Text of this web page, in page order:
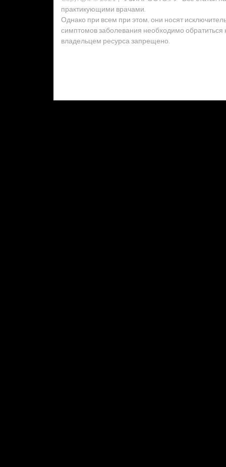
практикующими врачами.
Однако при всем при этом, они носят
симптомов заболевания необходимо обратиться
владельцем ресурса запрещено.